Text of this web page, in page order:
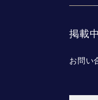
掲載
お問い